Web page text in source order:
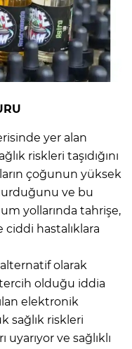
yer alan
riskleri taşıdığını
çoğunun yüksek
ve bu
yollarında tahrişe,
hastalıklara
olarak
tercih olduğu iddia
elektronik
sağlık riskleri
uyarıyor ve sağlıklı